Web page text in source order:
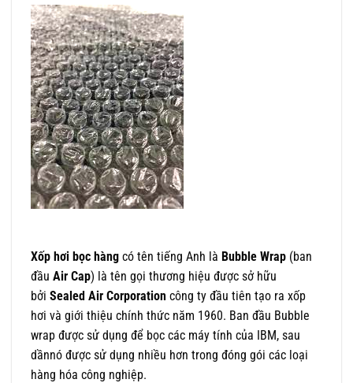
Xốp hơi bọc hàng có tên tiếng Anh là Bubble Wrap (ban
đầu Air Cap) là tên gọi thương hiệu được sở hữu
bởi Sealed Air Corporation công ty đầu tiên tạo ra xốp
hơi và giới thiệu chính thức năm 1960. Ban đầu Bubble
wrap được sử dụng để bọc các máy tính của IBM, sau
dầnnó được sử dụng nhiều hơn trong đóng gói các loại
hàng hóa công nghiệp.